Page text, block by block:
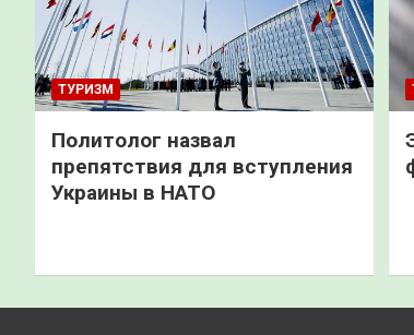
ТУРИЗМ
Политолог назвал
препятствия для вступления
Украины в НАТО